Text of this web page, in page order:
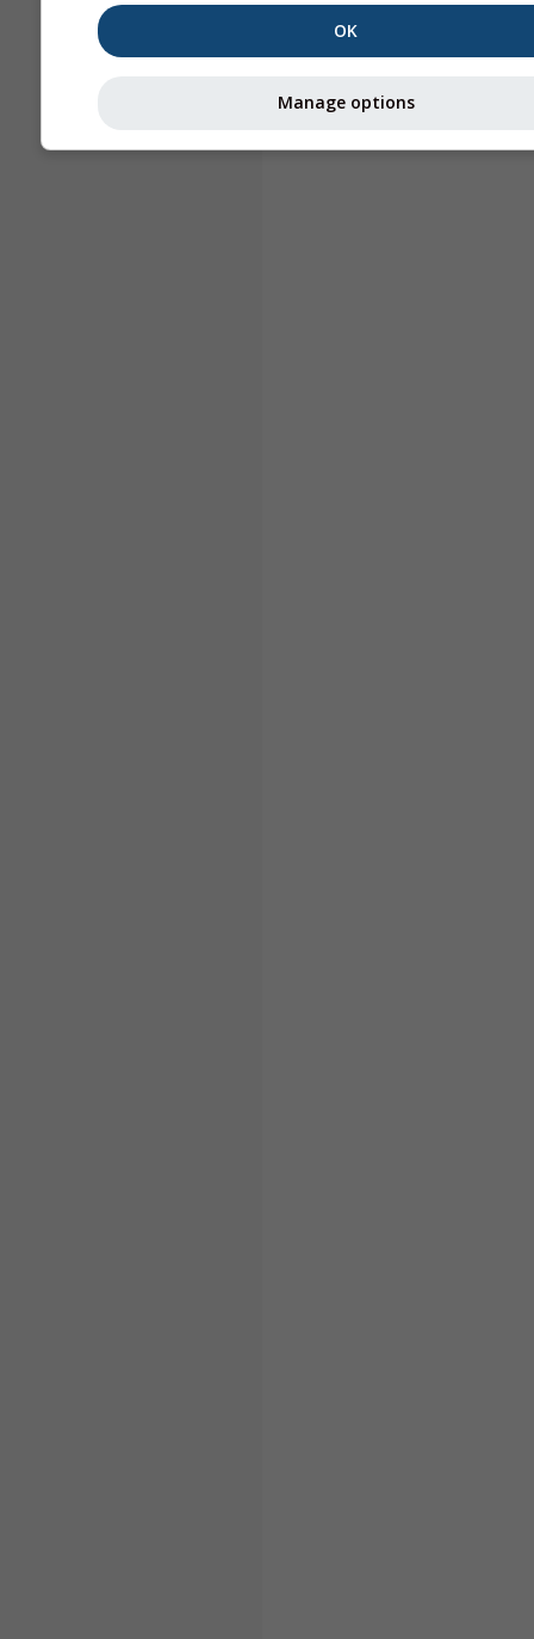
OK
Manage options